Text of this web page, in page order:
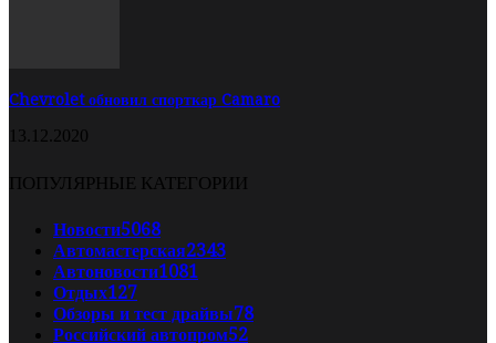
Chevrolet обновил спорткар Camaro
13.12.2020
ПОПУЛЯРНЫЕ КАТЕГОРИИ
Новости5068
Автомастерская2343
Автоновости1081
Отдых127
Обзоры и тест драйвы78
Российский автопром52